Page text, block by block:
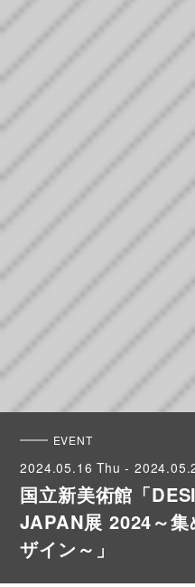
国立新美術館「
JAPAN展 2024～
ザイン～」
2024.05.16 Thu -
EVENT